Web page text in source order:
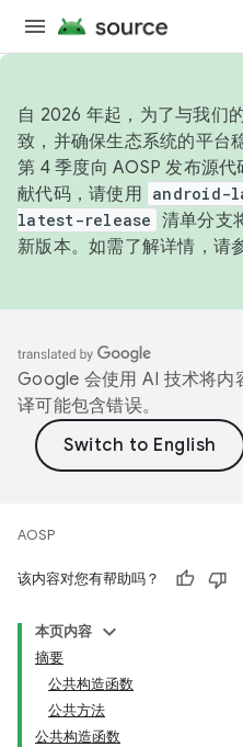
自 2026 年起，为了与我们
致，并确保生态系统的平台
第 4 季度向 AOSP 发布源
献代码，请使用 android-
latest-release 清单分支
新版本。如需了解详情，请
Google 会使用 AI 技术将内
译可能包含错误。
AOSP
该内容对您有帮助吗？
本页内容
摘要
公共构造函数
公共方法
公共构造函数